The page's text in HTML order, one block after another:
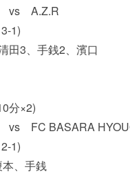
vs A.Z.R
1)
3、手銭2、濱口
分×2)
vs FC BASARA
1)
、手銭